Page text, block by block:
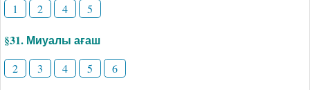
1 2 4 5
§31. Миуалы ағаш
2 3 4 5 6